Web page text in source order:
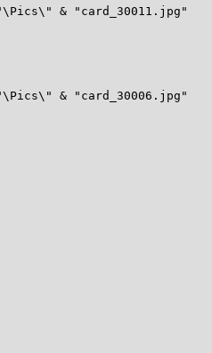
& "card_30011.jpg"
& "card_30006.jpg"